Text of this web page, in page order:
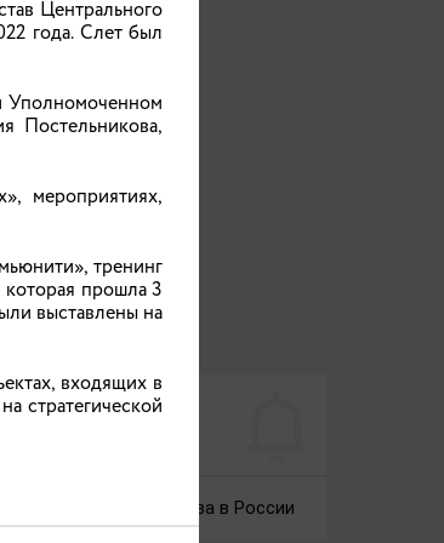
Десятилетие детства в России
проблем семей,
в Ивановской
(Постановление
Центрального
года. Слет был
Уполномоченном
Постельникова,
мероприятиях,
тренинг
которая прошла 3
выставлены на
входящих в
стратегической